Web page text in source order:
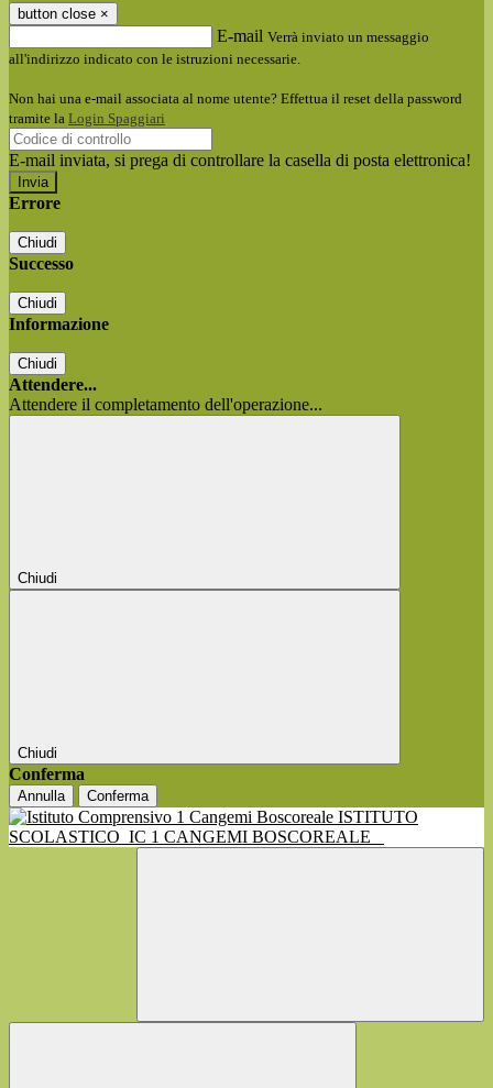
button close ×
E-mail Verrà inviato un messaggio
all'indirizzo indicato con le istruzioni necessarie.
Non hai una e-mail associata al nome utente? Effettua il reset della password
tramite la Login Spaggiari
E-mail inviata, si prega di controllare la casella di posta elettronica!
Errore
Chiudi
Successo
Chiudi
Informazione
Chiudi
Attendere...
Attendere il completamento dell'operazione...
Chiudi
Chiudi
Conferma
Annulla Conferma
ISTITUTO
SCOLASTICO IC 1 CANGEMI BOSCOREALE